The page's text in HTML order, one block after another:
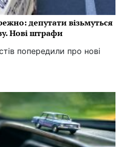
депутати візьмуться
Нові штрафи
попередили про нові